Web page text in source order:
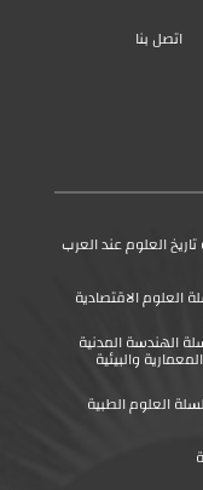
اتصل بنا
العلوم عند العرب
العلوم الاقتصادية
الهندسة المدنية
والبيئية
العلوم الطبية